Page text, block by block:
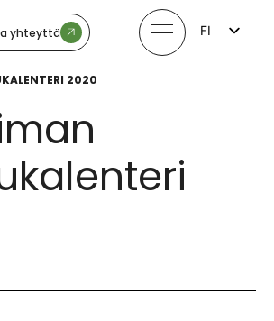
yhteyttä
FI
2020